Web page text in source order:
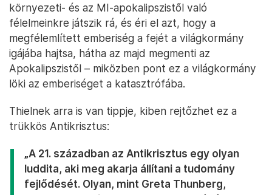
környezeti- és az MI-apokalipszistől való
félelmeinkre játszik rá, és éri el azt, hogy a
megfélemlített emberiség a fejét a világkormány
igájába hajtsa, hátha az majd megmenti az
Apokalipszistől – miközben pont ez a világkormány
löki az emberiséget a katasztrófába.
Thielnek arra is van tippje, kiben rejtőzhet ez a
trükkös Antikrisztus:
„A 21. században az Antikrisztus egy olyan
luddita, aki meg akarja állítani a tudomány
fejlődését. Olyan, mint Greta Thunberg,